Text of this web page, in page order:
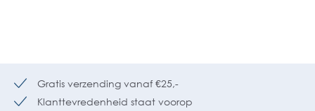
Gratis verzending vanaf €25,-
Klanttevredenheid staat voorop